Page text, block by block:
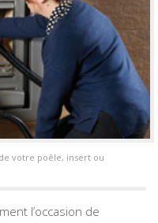
votre poêle, insert ou
l’occasion de